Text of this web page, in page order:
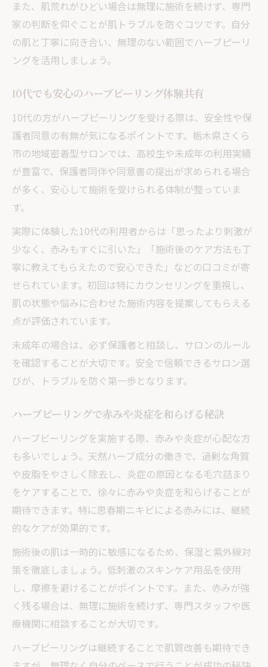
の秘訣
ハーブピーリングで感じた肌質改善の実例
紹介
継続したハーブピーリングのメリットとポ
ハーブピーリング習慣化で実感する透明感
アップ
肌トーンが整うハーブピーリング実践のコ
ツ
ハーブピーリングで長期的な変化を得る秘
訣
また、肌荒れがひどい場合は無理に施術を続けず、専門
家の判断を仰ぐことが肌トラブルを防ぐコツです。自分
の肌と丁寧に向き合い、無理のない範囲でハーブピーリ
ングを活用しましょう。
10代でも安心のハーブピーリング体験共有
10代の方がハーブピーリングを受ける際は、安全性や保
護者同意の有無が気になるポイントです。栃木県さくら
市の地域密着型サロンでは、高校生や未成年の利用実績
が豊富で、保護者同伴や同意書の提出が求められる場合
が多く、安心して施術を受けられる体制が整っていま
す。
実際に体験した10代の利用者からは「思ったより刺激が
少なく、赤みもすぐに引いた」「施術後のケア方法も丁
寧に教えてもらえたので安心できた」などの口コミが寄
せられています。初回は特にカウンセリングを重視し、
肌の状態や悩みに合わせた施術内容を提案してもらえる
点が評価されています。
未成年の場合は、必ず保護者と相談し、サロンのルール
を確認することが大切です。安全で信頼できるサロン選
びが、トラブルを防ぐ第一歩となります。
ハーブピーリングで赤みや炎症を和らげる秘訣
ハーブピーリングを実施する際、赤みや炎症が心配な方
も多いでしょう。天然ハーブ成分の働きで、過剰な角質
や皮脂をやさしく除去し、炎症の原因となる毛穴詰まり
をケアすることで、徐々に赤みや炎症を和らげることが
期待できます。特に思春期ニキビによる赤みには、継続
的なケアが効果的です。
施術後の肌は一時的に敏感になるため、保湿と紫外線対
策を徹底しましょう。低刺激のスキンケア用品を使用
し、摩擦を避けることがポイントです。また、赤みが強
く残る場合は、無理に施術を続けず、専門スタッフや医
療機関に相談することが大切です。
ハーブピーリングは継続することで肌質改善も期待でき